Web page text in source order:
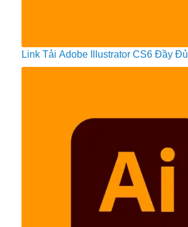
Link Tải Adobe Illustrator CS6 Đầy Đủ